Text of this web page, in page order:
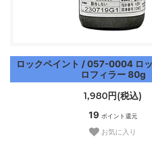
ロックペイント / 057-0004 ロ
ロフィラー 80g
1,980円(税込)
19 ポイント還元
お気に入り